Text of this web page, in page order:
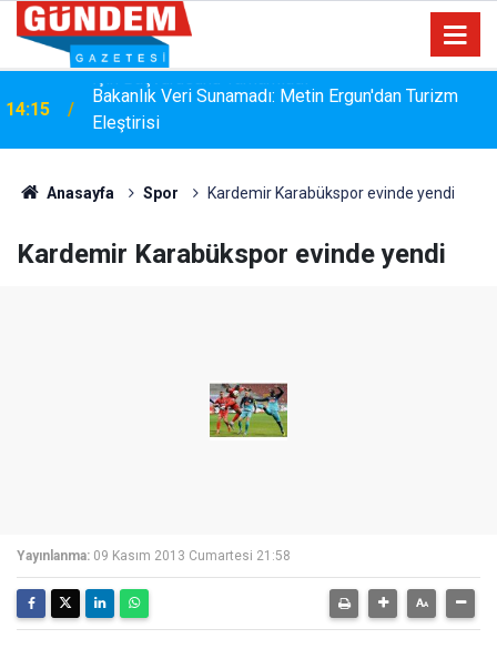
14:15
Bakanlık Veri Sunamadı: Metin Ergun'dan Turizm
Eleştirisi
Anasayfa Spor Kardemir Karabükspor evinde yendi
Kardemir Karabükspor evinde yendi
Yayınlanma: 09 Kasım 2013 Cumartesi 21:58